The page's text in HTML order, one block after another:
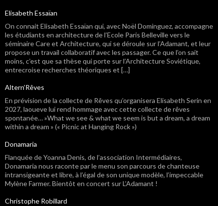
Elisabeth Essaïan
On connait Elisabeth Essaïan qui, avec Noël Dominguez, accompagne
les étudiants en architecture de l’Ecole Paris Belleville vers le
séminaire Care et Architecture, qui se déroule sur l’Adamant, et leur
propose un travail collaboratif avec les passager. Ce que l’on sait
moins, c’est que sa thèse qui porte sur l’Architecture Soviétique,
entrecroise recherches théoriques et […]
Altern’Rêves
En prévision de la collecte de Rêves qu’organisera Elisabeth Serin en
2027, laoueve lui rend hommage avec cette collecte de rêves
spontanée… »What we see & what we seem is but a dream, a dream
within a dream » (« Picnic at Hanging Rock »)
Donamaria
Flanquée de Yoanna Denis, de l’association Intermédiaires,
Donamaria nous raconte par le menu son parcours de chanteuse
intransigeante et libre, à l’égal de son unique modèle, l’impeccable
Mylène Farmer. Bientôt en concert sur L’Adamant !
Christophe Robillard